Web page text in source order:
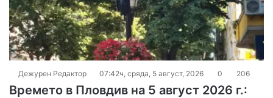
Дежурен Редактор 07:42ч, сряда, 5 август, 2026 0 206
Времето в Пловдив на 5 август 2026 г.: